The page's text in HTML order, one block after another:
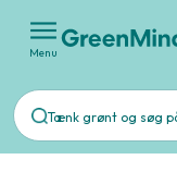
Menu